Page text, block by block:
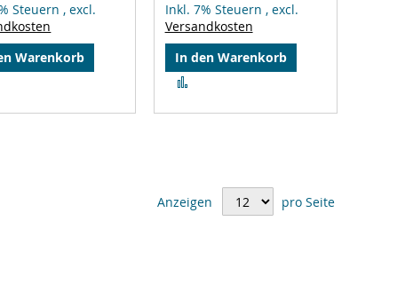
Steuern ,excl.
Warenkorb
Inkl. 7% Steuern , excl.
Versandkosten
In den Warenkorb
hinzufügen
Anzeigen pro Seite